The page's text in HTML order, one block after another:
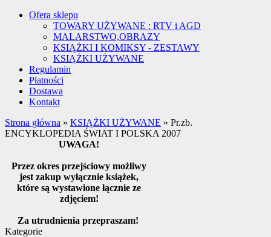
Ofera sklepu
TOWARY UŻYWANE : RTV i AGD
MALARSTWO,OBRAZY
KSIĄŻKI I KOMIKSY - ZESTAWY
KSIĄŻKI UŻYWANE
Regulamin
Płatności
Dostawa
Kontakt
Strona główna » KSIĄŻKI UŻYWANE » Pr.zb.
ENCYKLOPEDIA ŚWIAT I POLSKA 2007
UWAGA!
Przez okres przejściowy możliwy
jest zakup wyłącznie książek,
które są wystawione łącznie ze
zdjęciem!
Za utrudnienia przepraszam!
Kategorie